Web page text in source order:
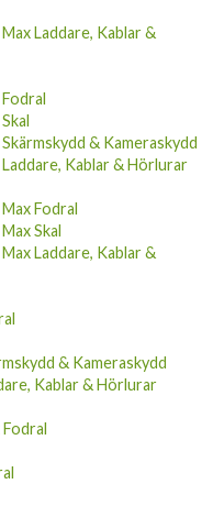
Laddare, Kablar &
& Kameraskydd
Kablar & Hörlurar
Fodral
Skal
Laddare, Kablar &
& Kameraskydd
Kablar & Hörlurar